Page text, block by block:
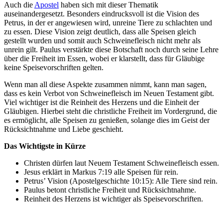
Auch die Apostel haben sich mit dieser Thematik
auseinandergesetzt. Besonders eindrucksvoll ist die Vision des
Petrus, in der er angewiesen wird, unreine Tiere zu schlachten und
zu essen. Diese Vision zeigt deutlich, dass alle Speisen gleich
gestellt wurden und somit auch Schweinefleisch nicht mehr als
unrein gilt. Paulus verstärkte diese Botschaft noch durch seine Lehre
über die Freiheit im Essen, wobei er klarstellt, dass für Gläubige
keine Speisevorschriften gelten.
Wenn man all diese Aspekte zusammen nimmt, kann man sagen,
dass es kein Verbot von Schweinefleisch im Neuen Testament gibt.
Viel wichtiger ist die Reinheit des Herzens und die Einheit der
Gläubigen. Hierbei steht die christliche Freiheit im Vordergrund, die
es ermöglicht, alle Speisen zu genießen, solange dies im Geist der
Rücksichtnahme und Liebe geschieht.
Das Wichtigste in Kürze
Christen dürfen laut Neuem Testament Schweinefleisch essen.
Jesus erklärt in Markus 7:19 alle Speisen für rein.
Petrus’ Vision (Apostelgeschichte 10:15): Alle Tiere sind rein.
Paulus betont christliche Freiheit und Rücksichtnahme.
Reinheit des Herzens ist wichtiger als Speisevorschriften.